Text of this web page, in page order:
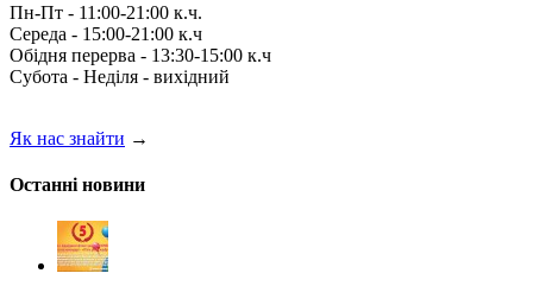
Пн-Пт - 11:00-21:00 к.ч.
Середа - 15:00-21:00 к.ч
Обідня перерва - 13:30-15:00 к.ч
Субота - Неділя - вихідний
Як нас знайти →
Останні новини